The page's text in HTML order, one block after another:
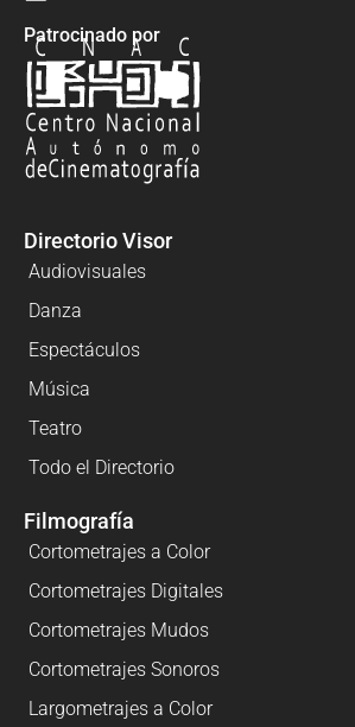
Patrocinado por
Directorio Visor
Audiovisuales
Danza
Espectáculos
Música
Teatro
Todo el Directorio
Filmografía
Cortometrajes a Color
Cortometrajes Digitales
Cortometrajes Mudos
Cortometrajes Sonoros
Largometrajes a Color